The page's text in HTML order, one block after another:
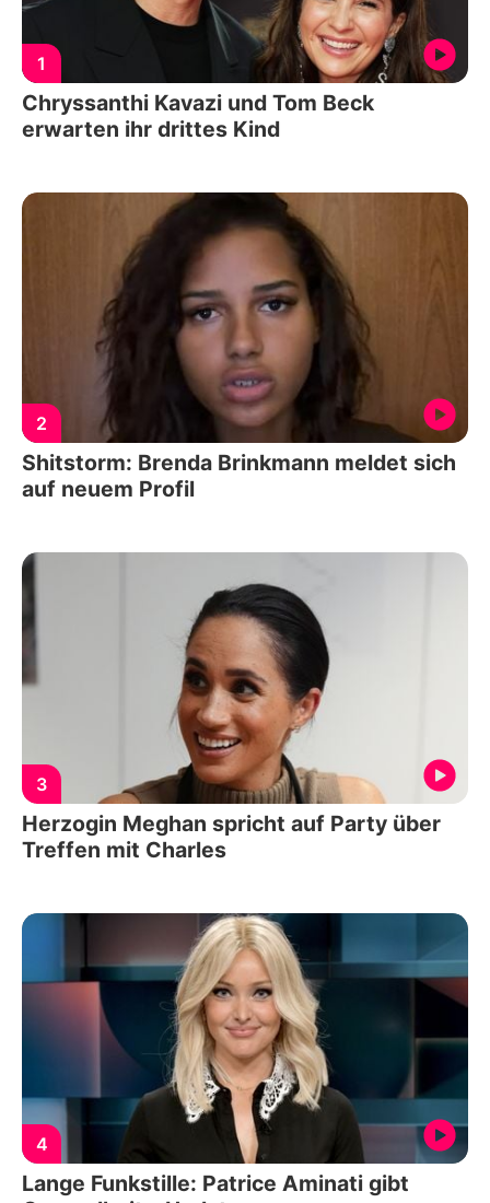
1
Chryssanthi Kavazi und Tom Beck
erwarten ihr drittes Kind
2
Shitstorm: Brenda Brinkmann meldet sich
auf neuem Profil
3
Herzogin Meghan spricht auf Party über
Treffen mit Charles
4
Lange Funkstille: Patrice Aminati gibt